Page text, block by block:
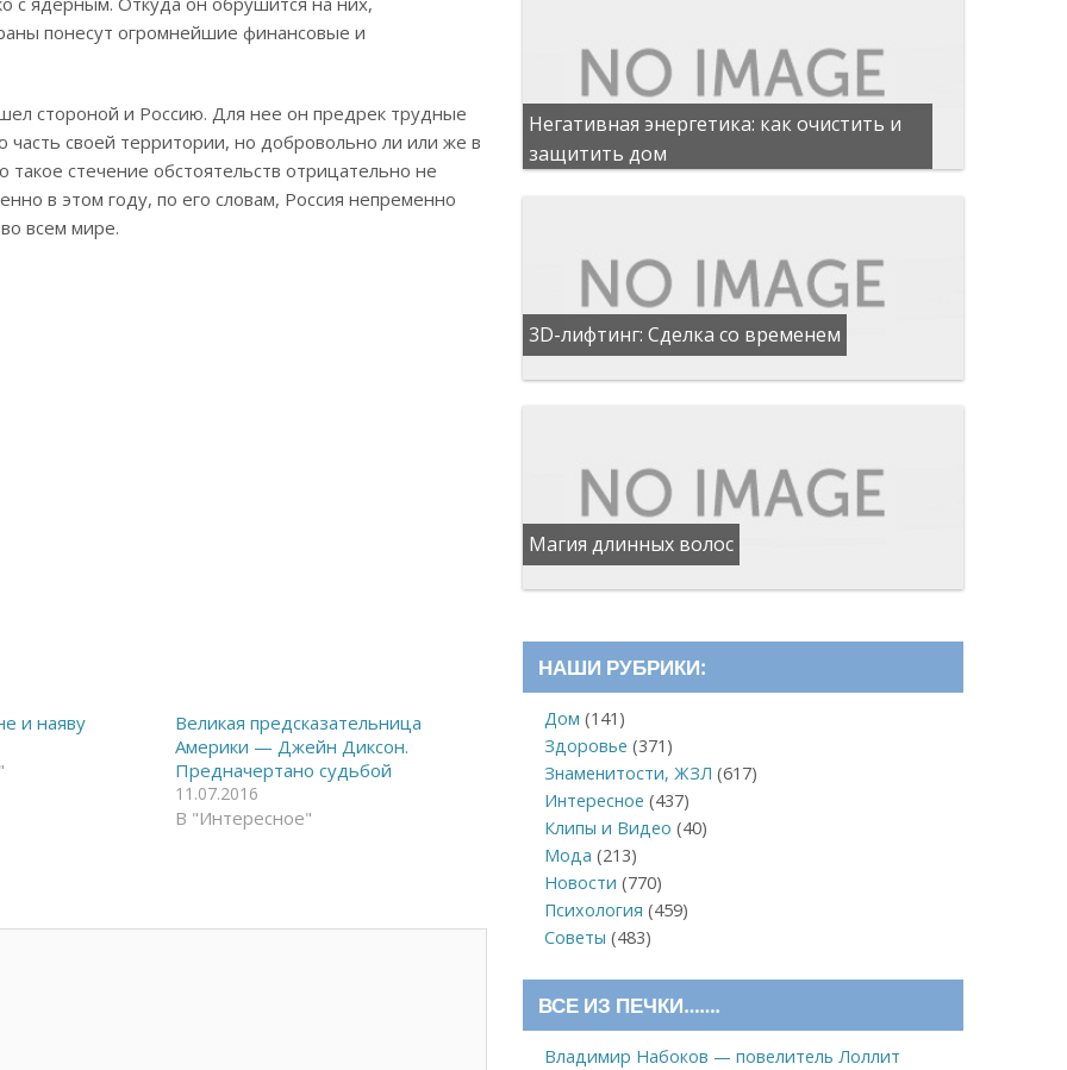
понесут огромнейшие финансовые и
стороной и Россию. Для нее он предрек трудные
своей территории, но добровольно ли или же в
стечение обстоятельств отрицательно не
в этом году, по его словам, Россия непременно
всем мире.
и наяву
Великая предсказательница
Америки — Джейн Диксон.
Предначертано судьбой
11.07.2016
В "Интересное"
Негативная энергетика: как очистить и
защитить дом
3D-лифтинг: Сделка со временем
Магия длинных волос
НАШИ РУБРИКИ:
Дом (141)
Здоровье (371)
Знаменитости, ЖЗЛ (617)
Интересное (437)
Клипы и Видео (40)
Мода (213)
Новости (770)
Психология (459)
Советы (483)
ВСЕ ИЗ ПЕЧКИ…….
Владимир Набоков — повелитель Лоллит